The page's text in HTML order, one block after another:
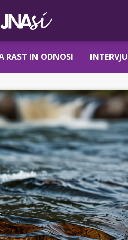
RAST IN ODNOSI INTERVJU